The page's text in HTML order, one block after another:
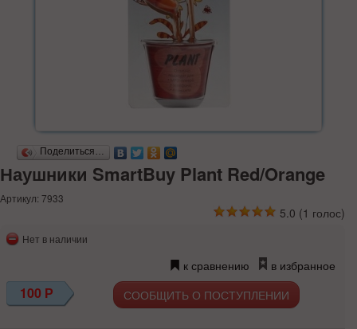
Поделиться…
Наушники SmartBuy Plant Red/Orange
Артикул: 7933
5.0 (1 голос)
Нет в наличии
к сравнению в избранное
100 Р СООБЩИТЬ О ПОСТУПЛЕНИИ